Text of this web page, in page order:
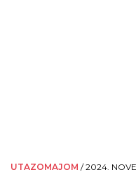
UTAZOMAJOM /2024.